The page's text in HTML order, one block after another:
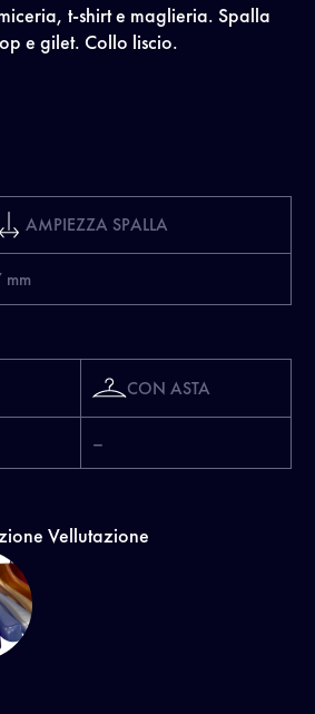
t-shirt e maglieria. Spalla
e gilet. Collo liscio.
AMPIEZZA SPALLA
mm
CON ASTA
–
Vellutazione